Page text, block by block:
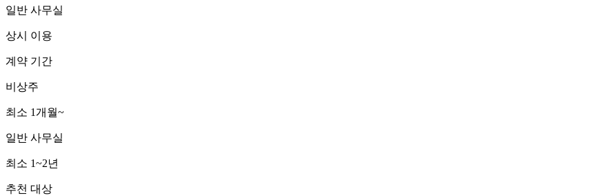
일반 사무실
상시 이용
계약 기간
비상주
최소 1개월~
일반 사무실
최소 1~2년
추천 대상